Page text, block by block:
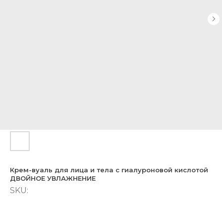
Крем-вуаль для лица и тела с гиалуроновой кислотой
ДВОЙНОЕ УВЛАЖНЕНИЕ
SKU: